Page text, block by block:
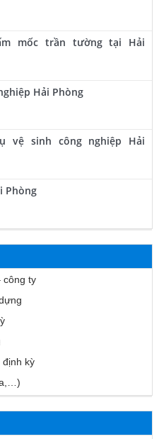
mốc trần tường tại Hải
Hải Phòng
vệ sinh công nghiệp Hải
Phòng
công ty
kỳ